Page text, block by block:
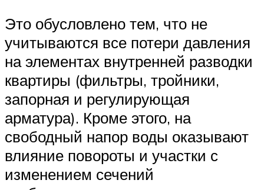
Это обусловлено тем, что не
учитываются все потери давления
на элементах внутренней разводки
квартиры (фильтры, тройники,
запорная и регулирующая
арматура). Кроме этого, на
свободный напор воды оказывают
влияние повороты и участки с
изменением сечений